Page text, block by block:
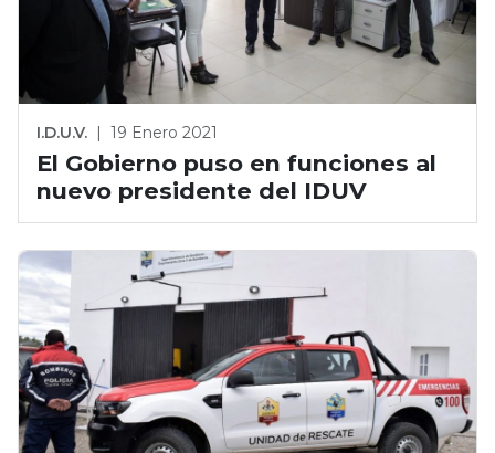
I.D.U.V. | 19 Enero 2021
El Gobierno puso en funciones al
nuevo presidente del IDUV